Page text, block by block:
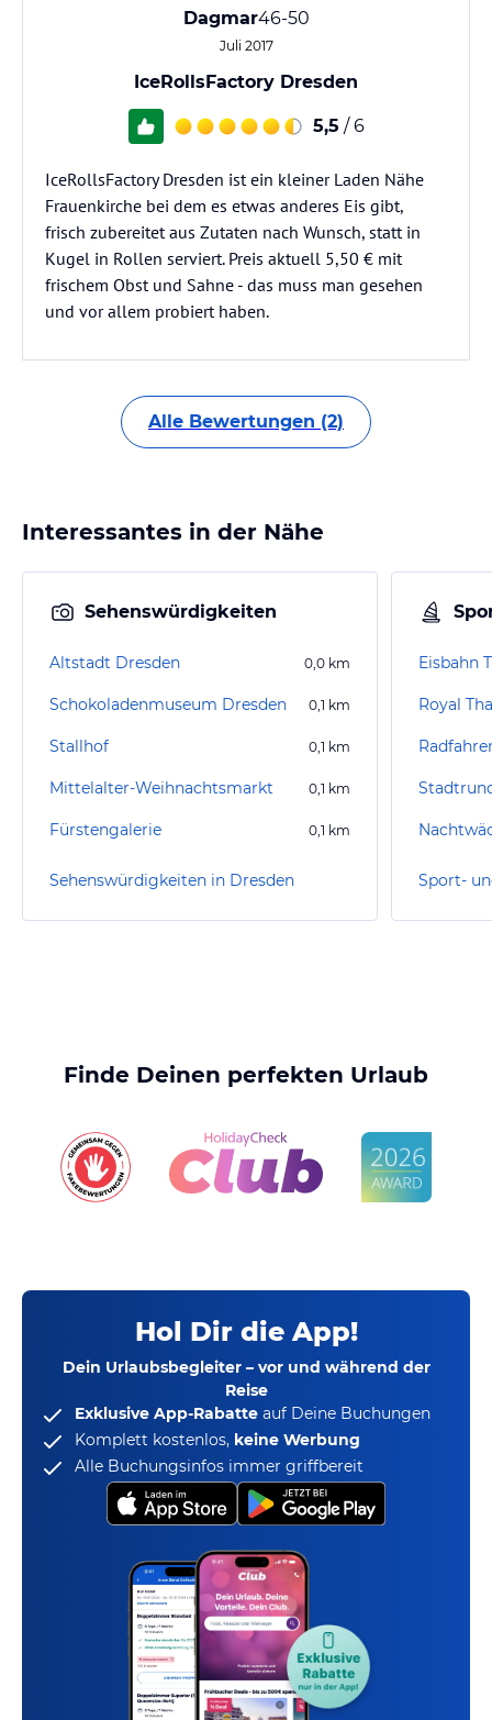
Dagmar46-50
Juli 2017
IceRollsFactory Dresden
5,5 / 6
IceRollsFactory Dresden ist ein kleiner Laden Nähe
Frauenkirche bei dem es etwas anderes Eis gibt,
frisch zubereitet aus Zutaten nach Wunsch, statt in
Kugel in Rollen serviert. Preis aktuell 5,50 € mit
frischem Obst und Sahne - das muss man gesehen
und vor allem probiert haben.
Alle Bewertungen (2)
Interessantes in der Nähe
Sehenswürdigkeiten
Altstadt Dresden 0,0 km
Schokoladenmuseum Dresden 0,1 km
Stallhof 0,1 km
Mittelalter-Weihnachtsmarkt 0,1 km
Fürstengalerie 0,1 km
Sehenswürdigkeiten in Dresden
Royal
Finde Deinen perfekten Urlaub
Hol Dir die App!
Dein Urlaubsbegleiter – vor und während der
Reise
Exklusive App-Rabatte auf Deine Buchungen
Komplett kostenlos, keine Werbung
Alle Buchungsinfos immer griffbereit